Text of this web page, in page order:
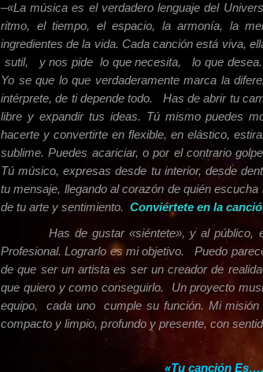
–«La música es el verdadero lenguaje del
ritmo, el tiempo, el espacio, la armonía, la
ingredientes de la vida. Cada canción está viva,
sutil, y nos pide lo que necesita, lo que desea.
Yo se que lo que verdaderamente marca la
intérprete, de ti depende todo. Has de abrir tu
libre y expandir tus ideas. Tú mismo puedes
hacerte y convertirte en flexible, en elástico,
sublime. Puedes acariciar, o por el contrario
Tú músico, expresas desde tu interior, desde
tu mensaje, llegando al corazón de quién
de tu arte y sentimiento. Conviértete en la
Has de gustar «siéntete», y al público,
Profesional. Lograrlo es mi objetivo. Puedo
de que ser un artista es ser un creador de
que quiero y como conseguirlo. Un proyecto
equipo, cada uno cumple su función. Mi
compacto y limpio, profundo y presente, con
«Tu canción Es…,